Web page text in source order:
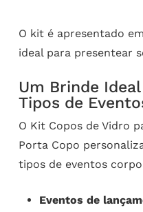
O kit é apresentado
ideal para presentear
Um Brinde
Tipos de
O Kit Copos de Vidro
Porta Copo
tipos de eventos
Eventos de